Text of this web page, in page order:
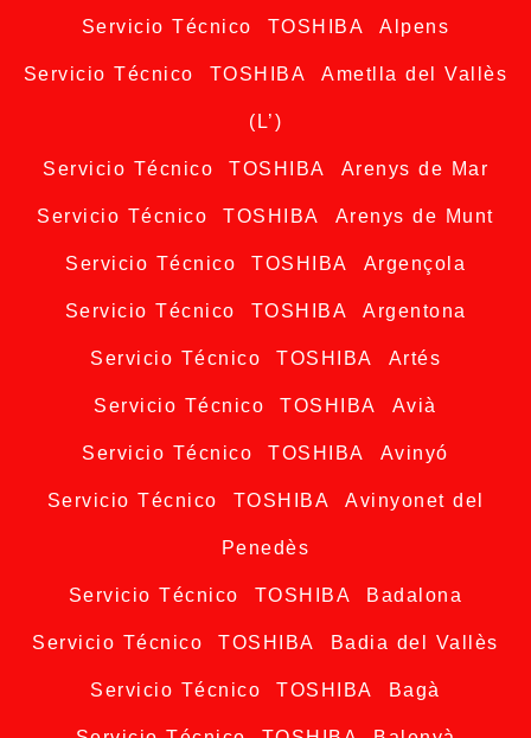
Servicio Técnico TOSHIBA Alpens
Servicio Técnico TOSHIBA Ametlla del Vallès
(L’)
Servicio Técnico TOSHIBA Arenys de Mar
Servicio Técnico TOSHIBA Arenys de Munt
Servicio Técnico TOSHIBA Argençola
Servicio Técnico TOSHIBA Argentona
Servicio Técnico TOSHIBA Artés
Servicio Técnico TOSHIBA Avià
Servicio Técnico TOSHIBA Avinyó
Servicio Técnico TOSHIBA Avinyonet del
Penedès
Servicio Técnico TOSHIBA Badalona
Servicio Técnico TOSHIBA Badia del Vallès
Servicio Técnico TOSHIBA Bagà